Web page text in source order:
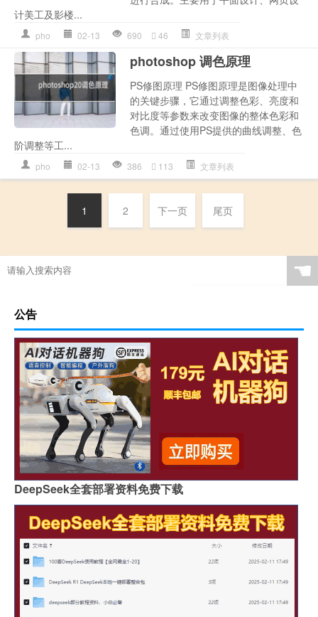
计美工及影楼...
pho 02-13 690 46 文章列表
photoshop 调色原理
PS修图原理 PS修图原理是图像处理中
的关键步骤，它通过调整色彩、亮度和
对比度等参数来改变图像的整体色彩和
色调。通过使用PS提供的曲线调整、色
阶调整等工...
pho 02-13 386 113 文章列表
1 2 下一页 尾页
☚
公告
DeepSeek全套部署资料免费下载